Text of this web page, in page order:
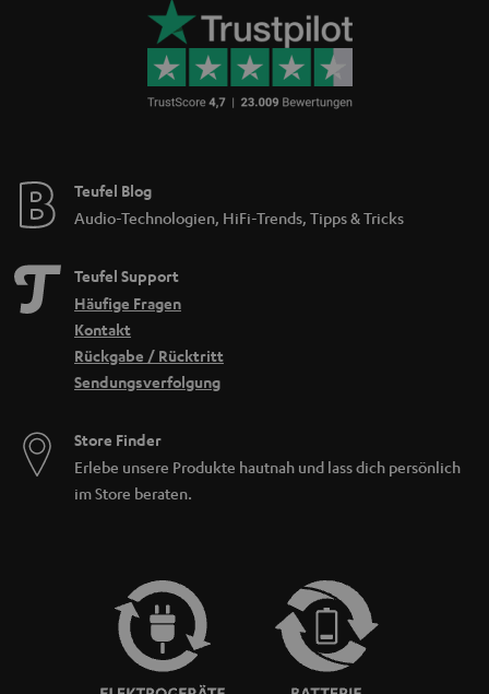
Teufel Blog
Audio-Technologien, HiFi-Trends, Tipps & Tricks
Teufel Support
Häufige Fragen
Kontakt
Rückgabe / Rücktritt
Sendungsverfolgung
Store Finder
Erlebe unsere Produkte hautnah und lass dich persönlich
im Store beraten.